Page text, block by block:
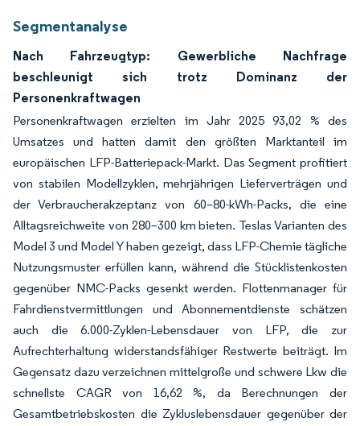
Segmentanalyse
Nach Fahrzeugtyp: Gewerbliche Nachfrage
beschleunigt sich trotz Dominanz der
Personenkraftwagen
Personenkraftwagen erzielten im Jahr 2025 93,02 % des
Umsatzes und hatten damit den größten Marktanteil im
europäischen LFP-Batteriepack-Markt. Das Segment profitiert
von stabilen Modellzyklen, mehrjährigen Lieferverträgen und
der Verbraucherakzeptanz von 60–80-kWh-Packs, die eine
Alltagsreichweite von 280–300 km bieten. Teslas Varianten des
Model 3 und Model Y haben gezeigt, dass LFP-Chemie tägliche
Nutzungsmuster erfüllen kann, während die Stücklistenkosten
gegenüber NMC-Packs gesenkt werden. Flottenmanager für
Fahrdienstvermittlungen und Abonnementdienste schätzen
auch die 6.000-Zyklen-Lebensdauer von LFP, die zur
Aufrechterhaltung widerstandsfähiger Restwerte beiträgt. Im
Gegensatz dazu verzeichnen mittelgroße und schwere Lkw die
schnellste CAGR von 16,62 %, da Berechnungen der
Gesamtbetriebskosten die Zykluslebensdauer gegenüber der